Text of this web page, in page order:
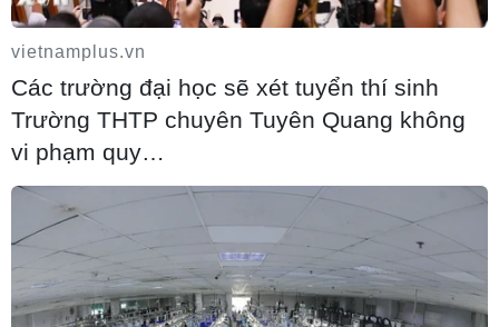
06/08/2026 07:06
Mỹ phát tín hiệu ủng hộ ổn định đồng
won của Hàn Quốc
Mỹ hoàn trả khoảng 100 tỷ USD thuế
quan sau phán quyết của Tòa án Tối cao
vietnamplus.vn
Các trường đại học sẽ xét tuyển thí sinh
Trường THTP chuyên Tuyên Quang không
vi phạm quy…